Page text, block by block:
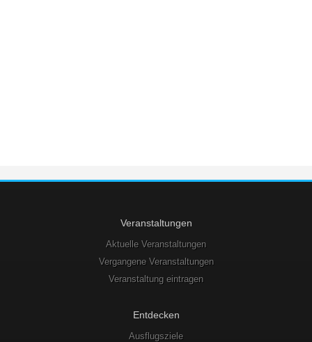
Veranstaltungen
Aktuelle Veranstaltungen
Vergangene Veranstaltungen
Veranstaltung eintragen
Entdecken
Ausflugsziele